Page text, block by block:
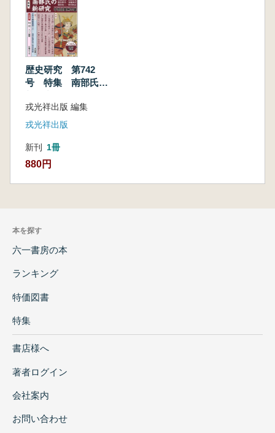
歴史研究 第742
号 特集 南部氏の
の雄
戎光祥出版 編集
戎光祥出版
新刊 1冊
880円
本を探す
六一書房の本
ランキング
特価図書
特集
書店様へ
著者ログイン
会社案内
お問い合わせ